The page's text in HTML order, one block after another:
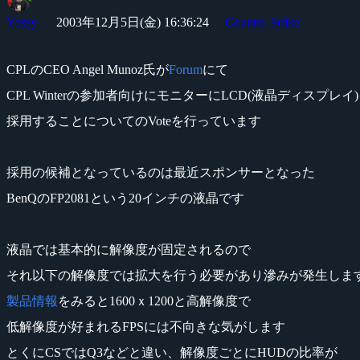
Yossy 2003年12月5日(金) 16:36:24 Counter-Strike
CPLのCEO Angel Munoz氏がForumにて
CPL Winterの参加者向けにモニターにLCD(液晶ディスプレイ
採用することについてのVoteを行っています
採用の候補となっているのは最近スポンサーとなった
BenQのFP2081という20インチの液晶です
液晶では基本的に解像度が固定されるので
それ以下の解像度では拡大を行う必要があり滲みが発生しま
製品情報 をみると1600ｘ1200と高解像度で
低解像度が好まれるFPSには不向きな気がします
とくにCSではQ3などと違い、解像度ごとにHUDの比率が